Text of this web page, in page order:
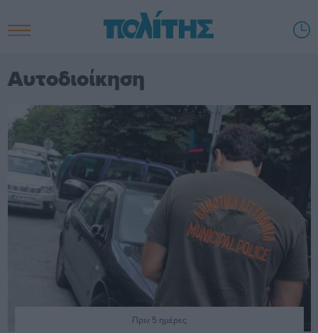
Αυτοδιοίκηση
Πριν 5 ημέρες